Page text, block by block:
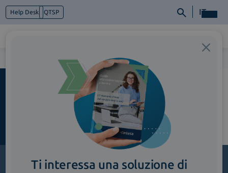
Help Desk QTSP IT
Cosa facciamo
Monarch_IntesaSign
Ti interessa una soluzione di